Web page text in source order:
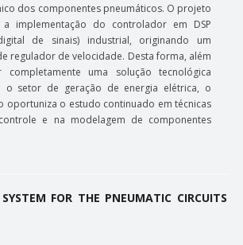
dos componentes pneumáticos. O projeto
implementação do controlador em DSP
de sinais) industrial, originando um
regulador de velocidade. Desta forma, além
completamente uma solução tecnológica
o setor de geração de energia elétrica, o
oportuniza o estudo continuado em técnicas
e na modelagem de componentes
FOR THE PNEUMATIC CIRCUITS